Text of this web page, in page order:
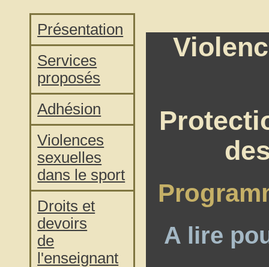
Présentation
Services
proposés
Adhésion
Violences
sexuelles
dans le sport
Droits et
devoirs
de
l'enseignant
A lire